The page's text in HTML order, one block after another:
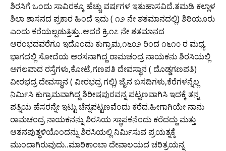
k
ಶಿರಸಿಗೆ ಒಂದು ಸಾವಿರಕ್ಕೂ ಹೆಚ್ಚು ವರ್ಷಗಳ ಇತುಹಾಸವಿದೆ.ತಮಡಿ ಕಲ್ಲಾಳ
ಶಿಲಾ ಶಾಸನದ ಪ್ರಕಾರ ಹಿಂದೆ ಇದು ( ೧೨ ನೇ ಶತಮಾನದಲ್ಲಿ) ಶಿರಿಯೂರು
ಎಂದು ಕರೆಯಲ್ಪಡುತ್ತಿತ್ತು..ಆದರೆ ಕ್ರಿ.೧೭ ನೇ ಶತಮಾನದ
ಆರಂಭದವರೆಗೂ ಇದೊಂದು ಕುಗ್ರಾಮ,೧೬೦೨ ರಿಂದ ೧೬೧೦ ರ ಮಧ್ಯ
ಭಾಗದಲ್ಲಿ ಸೋದೆಯ ಅರಸನಾಗಿದ್ದ ರಾಮಚಂದ್ರ ನಾಯಕನು ಶಿರಸಿಯಲ್ಲಿ
ಅಗಲವಾದ ರಸ್ತೆಗಳು,ಕೋಟೆ,ಗಣಪತಿ ದೇವಸ್ಥಾನ ( ದೊಡ್ಡಗಣಪತಿ)
ವೀರಭದ್ರ ದೇವಸ್ಥಾನ ( ವೀರಭದ್ರ ಗಲ್ಲಿ) ಜೈನ ಬಸದಿಗಳು,ಕೆರೆಗಳನ್ನೆಲ್ಲ
ನಿರ್ಮಿಸಿ ಕುಗ್ರಾಮವಾಗಿದ್ದ ಶಿರೀಷಪುರವನ್ನ ಪಟ್ಟಣವಾಗಿಸಿ ಇದಕ್ಕೆ ತನ್ನ
ಪತ್ನಿಯ ಹೆಸರನ್ನೇ ಇಟ್ಟು ಚೆನ್ನಪಟ್ಟಣವೆಂದು ಕರೆದ.ಹೀಗಾಗಿಯೇ ನಾನು
ರಾಮಚಂದ್ರ ನಾಯಕನನ್ನು ಶಿರಸಿಯ ಸ್ಥಾಪಕನೆಂದು ಕರೆದದ್ದು ಮತ್ತು
ಆತನ‌ಪುತ್ಥಳಿಯೊಂದನ್ನು ಶಿರಸಿಯಲ್ಲಿ ನಿರ್ಮಿಸುವ ಪ್ರಯತ್ನಕ್ಕೆ
ಮುಂದಾಗಿರುವುದು..ಮಾರಿಕಾಂಬಾ ದೇವಾಲಯದ ಚರಿತ್ರಯನ್ನ